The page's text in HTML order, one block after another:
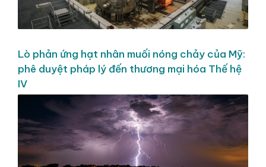
Lò phản ứng hạt nhân muối nóng chảy của Mỹ:
phê duyệt pháp lý đến thương mại hóa Thế hệ
IV